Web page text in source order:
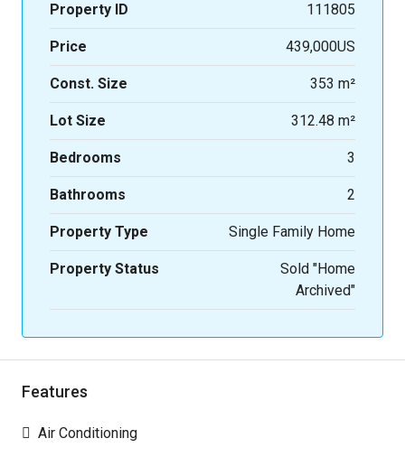
Property ID 111805
Price 439,000US
Const. Size 353 m²
Lot Size 312.48 m²
Bedrooms 3
Bathrooms 2
Property Type Single Family Home
Property Status
Sold "Home
Archived"
Features
Air Conditioning